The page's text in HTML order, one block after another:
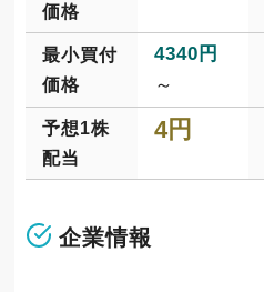
価格
最小買付
価格
4340円
～
予想1株
配当
4円
企業情報